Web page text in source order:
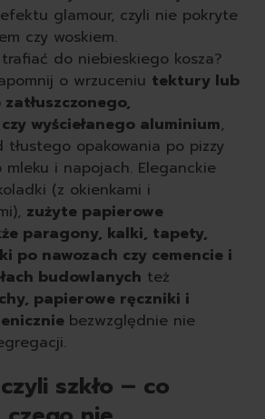
glamour, czyli nie pokryte
czy woskiem.
do niebieskiego kosza?
o wrzuceniu tektury lub
wyściełanego aluminium,
tłustego opakowania po pizzy
i napojach. Eleganckie
(z okienkami i
zużyte papierowe
paragony, kalki, tapety,
po nawozach czy cemencie i
budowlanych też
papierowe ręczniki i
bezwzględnie nie
szkło – co